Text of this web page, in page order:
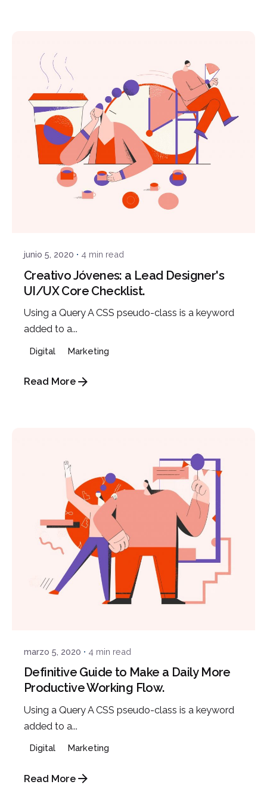
¿Hablamos?
junio 5, 2020 4 min read
Creativo Jóvenes: a Lead Designer's
UI/UX Core Checklist.
Using a Query A CSS pseudo-class is a keyword
added to a...
Digital Marketing
Read More
marzo 5, 2020 4 min read
Definitive Guide to Make a Daily More
Productive Working Flow.
Using a Query A CSS pseudo-class is a keyword
added to a...
Digital Marketing
Read More